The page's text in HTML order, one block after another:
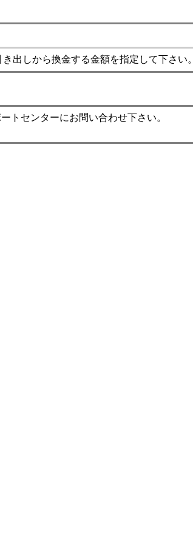
出しから換金する金額を指定して下さい。
トセンターにお問い合わせ下さい。